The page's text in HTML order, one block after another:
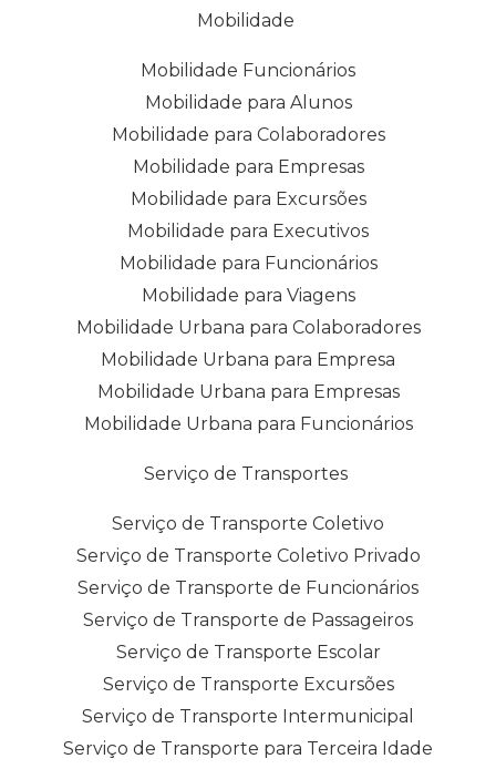
Mobilidade
Mobilidade Funcionários
Mobilidade para Alunos
Mobilidade para Colaboradores
Mobilidade para Empresas
Mobilidade para Excursões
Mobilidade para Executivos
Mobilidade para Funcionários
Mobilidade para Viagens
Mobilidade Urbana para Colaboradores
Mobilidade Urbana para Empresa
Mobilidade Urbana para Empresas
Mobilidade Urbana para Funcionários
Serviço de Transportes
Serviço de Transporte Coletivo
Serviço de Transporte Coletivo Privado
Serviço de Transporte de Funcionários
Serviço de Transporte de Passageiros
Serviço de Transporte Escolar
Serviço de Transporte Excursões
Serviço de Transporte Intermunicipal
Serviço de Transporte para Terceira Idade